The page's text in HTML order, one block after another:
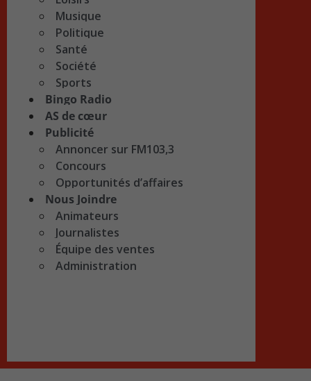
Musique
Politique
Santé
Société
Sports
Bingo Radio
AS de cœur
Publicité
Annoncer sur FM103,3
Concours
Opportunités d’affaires
Nous Joindre
Animateurs
Journalistes
Équipe des ventes
Administration